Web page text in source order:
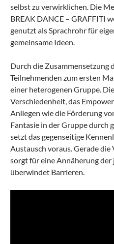
selbst zu verwirklichen. Die
BREAK DANCE – GRAFFITI
genutzt als Sprachrohr für
gemeinsame Ideen.
Durch die Zusammensetzung
Teilnehmenden zum ersten
einer heterogenen Gruppe.
Verschiedenheit, das
Anliegen wie die Förderung
Fantasie in der Gruppe durch
setzt das gegenseitige
Austausch voraus. Gerade
sorgt für eine Annäherung
überwindet Barrieren.